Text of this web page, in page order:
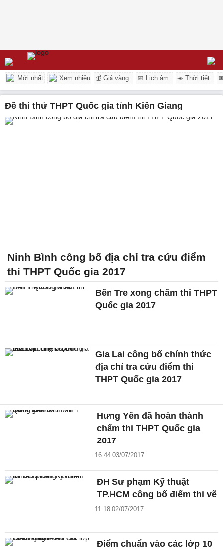
Mới nhất Xem nhiều 💰 Giá vàng 📅 Lịch âm ☀️ Thời tiết
Đề thi thử THPT Quốc gia tỉnh Kiên Giang
Ninh Bình công bố địa chỉ tra cứu điểm
thi THPT Quốc gia 2017
Bến Tre xong chấm thi THPT
Quốc gia 2017
Gia Lai công bố chính thức
địa chỉ tra cứu điểm thi
THPT Quốc gia 2017
Hưng Yên đã hoàn thành
chấm thi THPT Quốc gia
2017
16:44 03/07/2017
ĐH Sư phạm Kỹ thuật
TP.HCM công bố điểm thi vẽ
11:18 02/07/2017
Điểm chuẩn vào các lớp 10